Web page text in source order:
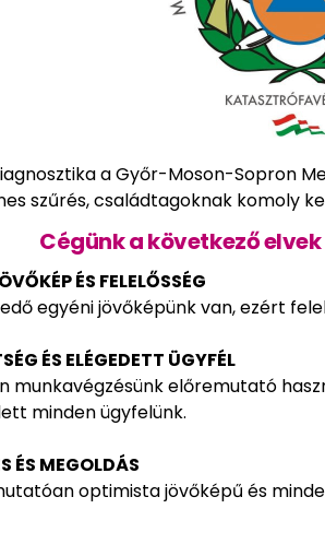
a Győr-Moson-Sopron
szűrés, családtagoknak komoly
Cégünk a következő
ÉS FELELŐSSÉG
egyéni jövőképünk van, ezért
ÉS ELÉGEDETT ÜGYFÉL
munkavégzésünk előremutató
minden ügyfelünk.
ÉS MEGOLDÁS
optimista jövőképű és